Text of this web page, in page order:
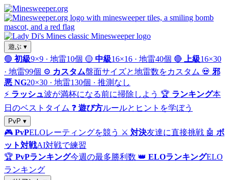
遊ぶ ▾
🟢 初級9×9 · 地雷10個 🟡 中級16×16 · 地雷40個 🔴 上級16×30
· 地雷99個 ⚙️ カスタム盤面サイズと地雷数をカスタム 💀 邪
悪 NG20×30 · 地雷130個 · 推測なし
⚡ ラッシュ波が満杯になる前に掃除しよう 🏆 ランキング本
日のベストタイム ❓ 遊び方ルールとヒントを学ぼう
PvP ▾
🎮 PvPELOレーティングを競う ⚔️ 対決友達に直接挑戦 🤖 ボ
ット対戦AI対戦で練習
🏆 PvPランキング今週の最多勝利数 👑 ELOランキングELO
ランキング